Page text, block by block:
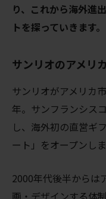
り、これから海外進
トを探っていきます。
サンリオのアメリ
サンリオがアメリカ
年。サンフランシス
し、海外初の直営ギ
ート」をオープンしま
2000年代後半からは
画・デザインする体